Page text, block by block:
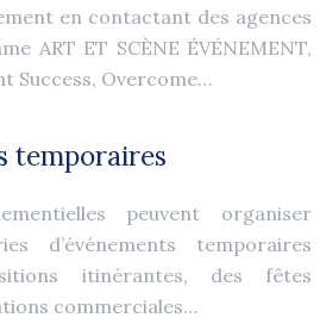
en contactant des agences
ART ET SCÈNE ÉVÉNEMENT,
Success, Overcome…
temporaires
peuvent organiser
d’événements temporaires
itinérantes, des fêtes
commerciales…